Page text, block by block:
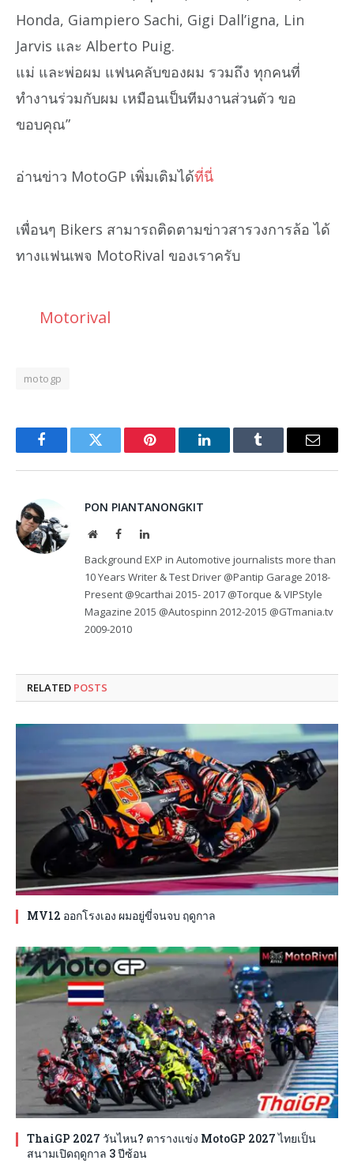
Honda, Giampiero Sachi, Gigi Dall’igna, Lin
Jarvis และ Alberto Puig.
แม่ และพ่อผม แฟนคลับของผม รวมถึง ทุกคนที่
ทำงานร่วมกับผม เหมือนเป็นทีมงานส่วนตัว ขอ
ขอบคุณ”
อ่านข่าว MotoGP เพิ่มเติมได้ที่นี่
เพื่อนๆ Bikers สามารถติดตามข่าวสารวงการล้อ ได้
ทางแฟนเพจ MotoRival ของเราครับ
Motorival
motogp
FacebookTwitter Pinterest LinkedInTumblr Email
PON PIANTANONGKIT
WebsiteFacebookLinkedIn
Background EXP in Automotive journalists more than
10 Years Writer & Test Driver @Pantip Garage 2018-
Present @9carthai 2015- 2017 @Torque & VIPStyle
Magazine 2015 @Autospinn 2012-2015 @GTmania.tv
2009-2010
RELATED POSTS
MV12 ออกโรงเอง ผมอยู่ขี่จนจบ ฤดูกาล
ThaiGP 2027 วันไหน? ตารางแข่ง MotoGP 2027 ไทยเป็น
สนามเปิดฤดูกาล 3 ปีซ้อน